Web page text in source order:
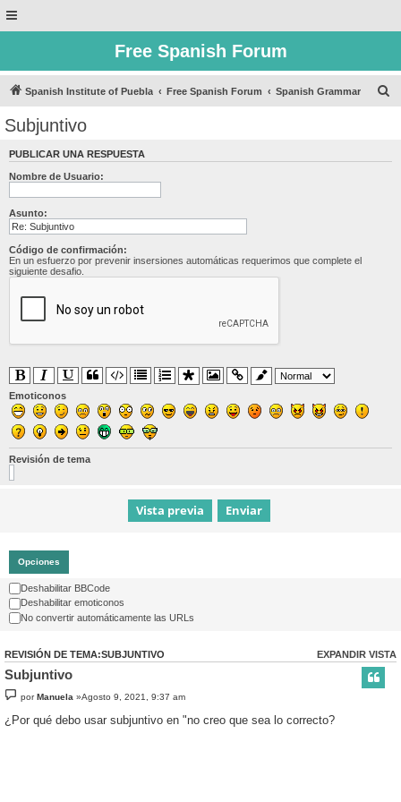
Free Spanish Forum
Spanish Institute of Puebla Free Spanish Forum Spanish Grammar
Subjuntivo
PUBLICAR UNA RESPUESTA
Nombre de Usuario:
Asunto:
Código de confirmación:
En un esfuerzo por prevenir insersiones automáticas requerimos que complete el
siguiente desafio.
Emoticonos
Revisión de tema
Opciones
Deshabilitar BBCode
Deshabilitar emoticonos
No convertir automáticamente las URLs
EXPANDIR VISTA
REVISIÓN DE TEMA:SUBJUNTIVO
Subjuntivo
porManuela »Agosto 9, 2021, 9:37 am
¿Por qué debo usar subjuntivo en "no creo que sea lo correcto?